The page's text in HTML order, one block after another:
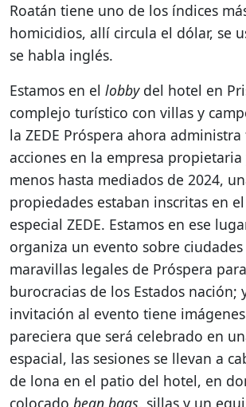
Roatán tiene uno de los índices
homicidios, allí circula el dólar, se
se habla inglés.
Estamos en el lobbydel hotel en
complejo turístico con villas y
la ZEDE Próspera ahora
acciones en la empresa
menos hasta mediados de 2024,
propiedades estaban inscritas en
especial ZEDE. Estamos en ese
organiza un evento sobre ciudades
maravillas legales de Próspera
burocracias de los Estados nación;
invitación al evento tiene
pareciera que será celebrado en
espacial, las sesiones se llevan a
de lona en el patio del hotel, en